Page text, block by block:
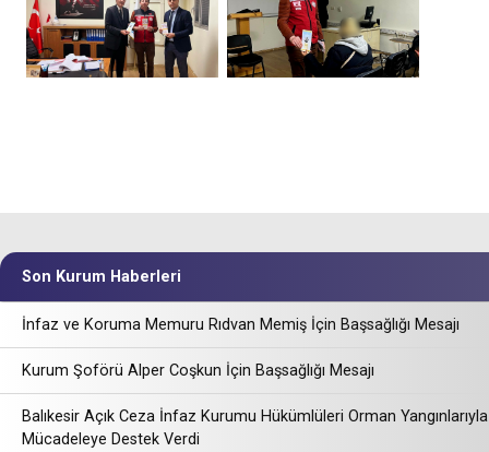
Son Kurum Haberleri
İnfaz ve Koruma Memuru Rıdvan Memiş İçin Başsağlığı Mesajı
Kurum Şoförü Alper Coşkun İçin Başsağlığı Mesajı
Balıkesir Açık Ceza İnfaz Kurumu Hükümlüleri Orman Yangınlarıyla
Mücadeleye Destek Verdi